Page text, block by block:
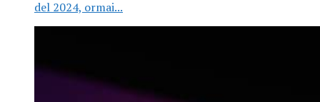
del 2024, ormai...